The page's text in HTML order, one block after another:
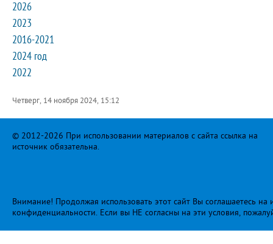
2026
2023
2016-2021
2024 год
2022
Четверг, 14 ноября 2024, 15:12
© 2012-2026 При использовании материалов с сайта ссылка на
источник обязательна.
Внимание! Продолжая использовать этот сайт Вы соглашаетесь
конфиденциальности. Если вы НЕ согласны на эти условия,